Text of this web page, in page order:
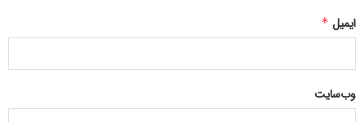
صوتی و رادیو را خاموش کنند. تمام آنتن‌های خودرو باید جمع
شوند و پنجره‌ها باید کاملاً بسته باشند تا خودرو یک فضای کاملاً
تهدیدکننده، سرنشینان باید تا فروکش کردن فعالیت صاعقه در
برق برای خروج صبر کنید" پایبند باشند.
ایمیل *
وب‌سایت